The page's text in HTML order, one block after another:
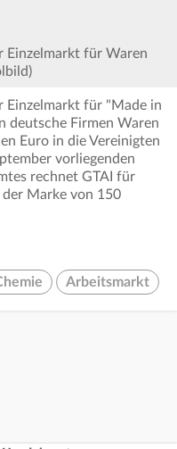
Einzelmarkt für Waren
Einzelmarkt für "Made in
deutsche Firmen Waren
Euro in die Vereinigten
vorliegenden
rechnet GTAI für
Marke von 150
Arbeitsmarkt